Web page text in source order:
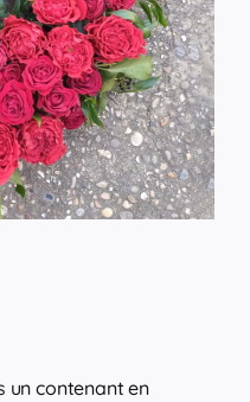
un contenant en